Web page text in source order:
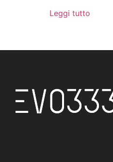
Leggi tutto